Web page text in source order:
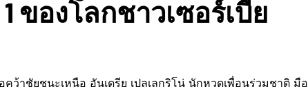
ของโลกชาวเซอร์เบีย
คว้าชัยชนะเหนือ อันเดรีย เปลเลกริโน่ นักหวดเพื่อนร่วมชาติ มือ